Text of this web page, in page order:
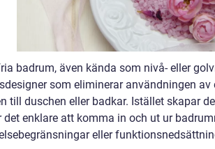
badrum, även kända som nivå- eller
som eliminerar användningen av
till duschen eller badkar. Istället skapar
det enklare att komma in och ut ur
eller